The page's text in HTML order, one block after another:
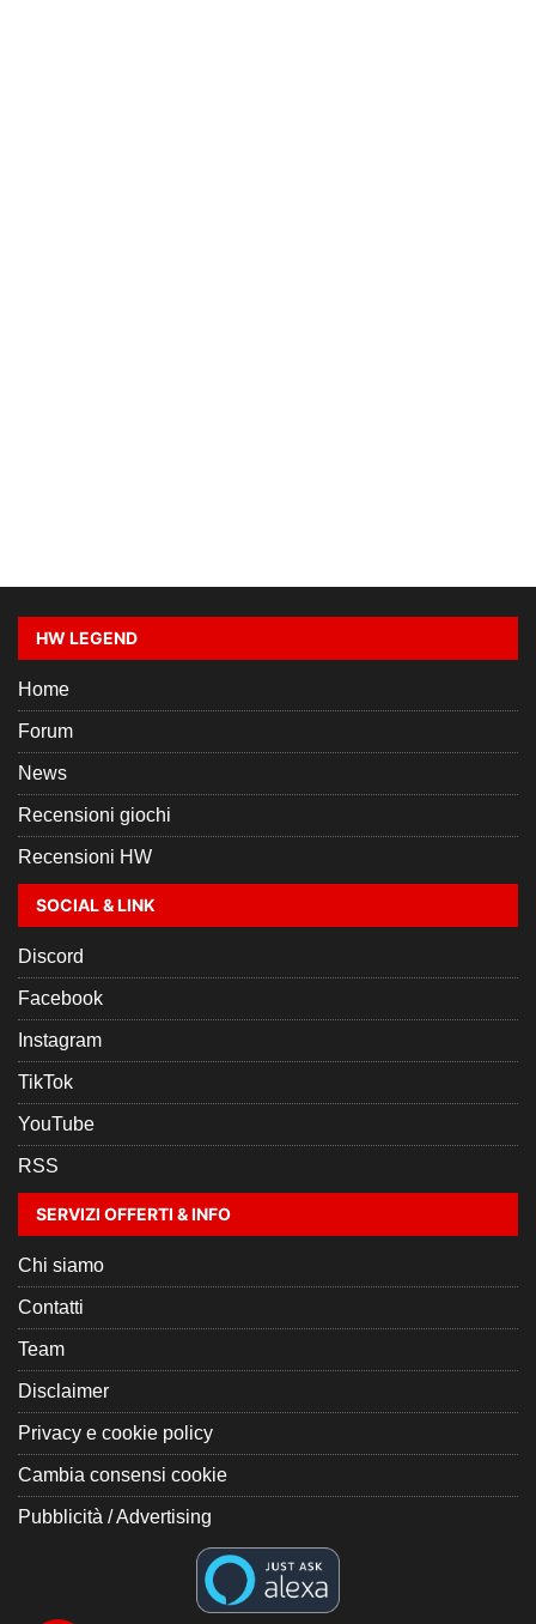
HW LEGEND
Home
Forum
News
Recensioni giochi
Recensioni HW
SOCIAL & LINK
Discord
Facebook
Instagram
TikTok
YouTube
RSS
SERVIZI OFFERTI & INFO
Chi siamo
Contatti
Team
Disclaimer
Privacy e cookie policy
Cambia consensi cookie
Pubblicità / Advertising